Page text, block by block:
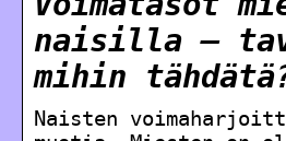
naisilla –
mihin
Naisten